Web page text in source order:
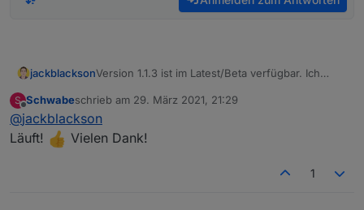
jackblacksonVersion 1.1.3 ist im Latest/Beta verfügbar. Ich
entfernen müssen, da die Meteoalarmseite hier
Probleme macht. Aber man muss dies ja nur
einmal erzeugen, sollte möglich sein. Bitte gebt
S
Offline
Schwabeschrieb am 29. März 2021, 21:29
zuletzt editiert von
@jackblackson
Läuft!
Vielen Dank!
1